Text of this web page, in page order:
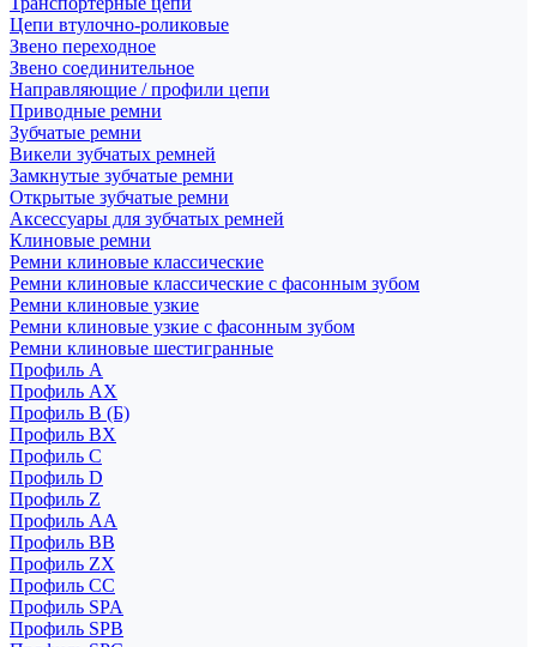
Цепи втулочно-роликовые
Звено переходное
Звено соединительное
Направляющие / профили цепи
Приводные ремни
Зубчатые ремни
Викели зубчатых ремней
Замкнутые зубчатые ремни
Открытые зубчатые ремни
Аксессуары для зубчатых ремней
Клиновые ремни
Ремни клиновые классические
Ремни клиновые классические с фасонным зубом
Ремни клиновые узкие
Ремни клиновые узкие с фасонным зубом
Ремни клиновые шестигранные
Профиль A
Профиль AX
Профиль B (Б)
Профиль BX
Профиль C
Профиль D
Профиль Z
Профиль АА
Профиль BB
Профиль ZX
Профиль CC
Профиль SPA
Профиль SPB